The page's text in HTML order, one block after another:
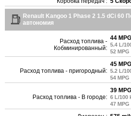
Renault Kangoo 1 Phase 2 1.5 dCi 60
автономия
Расход топлива -
Кобминированный:
44 MPG
5.4 L/
52 MPG
Расход топлива - пригородный:
45 MPG
5.2 L/
54 MPG
Расход топлива - В городе:
39 MPG
6 L/100
47 MPG